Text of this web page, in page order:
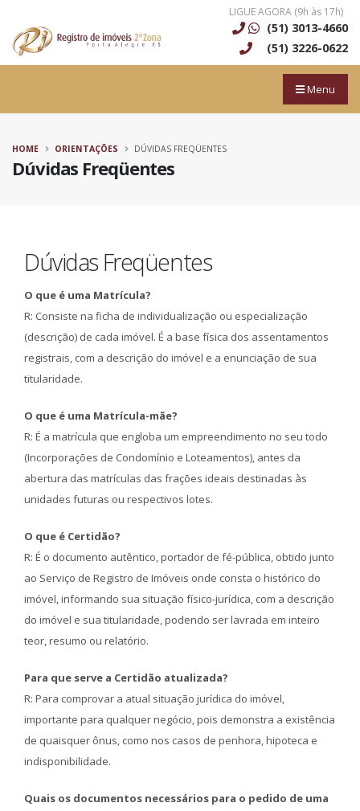
LIGUE AGORA (9h às 17h)
(51) 3013-4660
(51) 3226-0622
Menu
Dúvidas Freqüentes
HOME ORIENTAÇÕES DÚVIDAS FREQÜENTES
Dúvidas Freqüentes
O que é uma Matrícula?
R: Consiste na ficha de individualização ou especialização
(descrição) de cada imóvel. É a base física dos assentamentos
registrais, com a descrição do imóvel e a enunciação de sua
titularidade.
O que é uma Matrícula-mãe?
R: É a matrícula que engloba um empreendimento no seu todo
(Incorporações de Condomínio e Loteamentos), antes da
abertura das matrículas das frações ideais destinadas às
unidades futuras ou respectivos lotes.
O que é Certidão?
R: É o documento autêntico, portador de fé-pública, obtido junto
ao Serviço de Registro de Imóveis onde consta o histórico do
imóvel, informando sua situação físico-jurídica, com a descrição
do imóvel e sua titularidade, podendo ser lavrada em inteiro
teor, resumo ou relatório.
Para que serve a Certidão atualizada?
R: Para comprovar a atual situação jurídica do imóvel,
importante para qualquer negócio, pois demonstra a existência
de quaisquer ônus, como nos casos de penhora, hipoteca e
indisponibilidade.
Quais os documentos necessários para o pedido de uma